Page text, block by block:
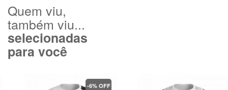
Quem viu,
também viu...
selecionadas
para você
-6% OFF